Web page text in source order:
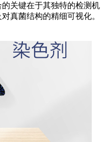
关键在于其独特的检测机
真菌结构的精细可视化。